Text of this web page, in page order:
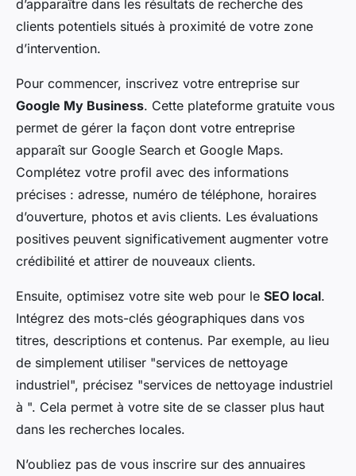
d’apparaître dans les résultats de recherche des
clients potentiels situés à proximité de votre zone
d’intervention.
Pour commencer, inscrivez votre entreprise sur
Google My Business. Cette plateforme gratuite vous
permet de gérer la façon dont votre entreprise
apparaît sur Google Search et Google Maps.
Complétez votre profil avec des informations
précises : adresse, numéro de téléphone, horaires
d’ouverture, photos et avis clients. Les évaluations
positives peuvent significativement augmenter votre
crédibilité et attirer de nouveaux clients.
Ensuite, optimisez votre site web pour le SEO local.
Intégrez des mots-clés géographiques dans vos
titres, descriptions et contenus. Par exemple, au lieu
de simplement utiliser "services de nettoyage
industriel", précisez "services de nettoyage industriel
à ". Cela permet à votre site de se classer plus haut
dans les recherches locales.
N’oubliez pas de vous inscrire sur des annuaires